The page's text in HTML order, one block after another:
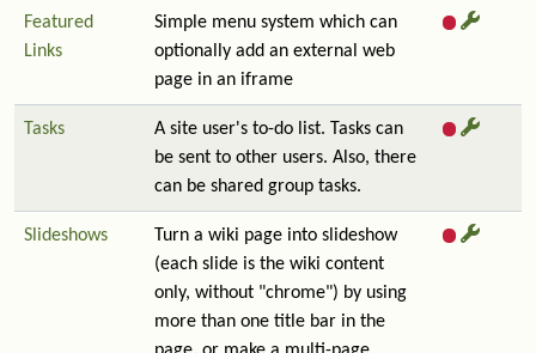
Featured
Links
Simple menu system which can
optionally add an external web
page in an iframe
Tasks
A site user's to-do list. Tasks can
be sent to other users. Also, there
can be shared group tasks.
Slideshows
Turn a wiki page into slideshow
(each slide is the wiki content
only, without "chrome") by using
more than one title bar in the